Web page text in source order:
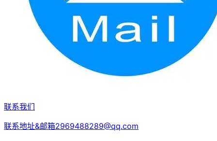
联系我们
联系地址&邮箱2969488289@qq.com